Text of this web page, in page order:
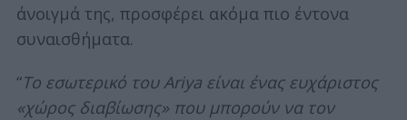
άνοιγμά της, προσφέρει ακόμα πιο έντονα
συναισθήματα.
“Το εσωτερικό του Ariya είναι ένας ευχάριστος
«χώρος διαβίωσης» που μπορούν να τον